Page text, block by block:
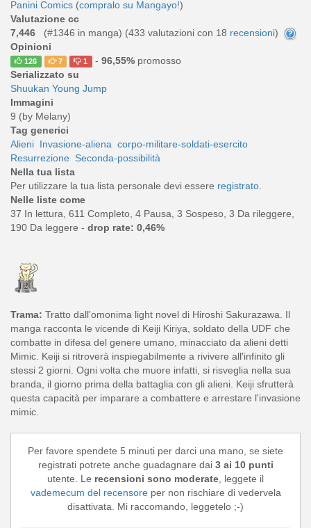
Panini Comics (compralo su Mangayo!)
Valutazione cc
7,446
(#1346 in manga) (433 valutazioni con 18 recensioni)
Opinioni
126 7 1 - 96,55%promosso
Serializzato su
Shuukan Young Jump
Immagini
9 (by Melany)
Tag generici
Alieni Invasione-aliena corpo-militare-soldati-esercito
Resurrezione Seconda-possibilità
Nella tua lista
Per utilizzare la tua lista personale devi essere registrato.
Nelle liste come
37 In lettura, 611 Completo, 4 Pausa, 3 Sospeso, 3 Da rileggere,
190 Da leggere - drop rate: 0,46%
Trama: Tratto dall'omonima light novel di Hiroshi Sakurazawa. Il
manga racconta le vicende di Keiji Kiriya, soldato della UDF che
combatte in difesa del genere umano, minacciato da alieni detti
Mimic. Keiji si ritroverà inspiegabilmente a rivivere all'infinito gli
stessi 2 giorni. Ogni volta che muore infatti, si risveglia nella sua
branda, il giorno prima della battaglia con gli alieni. Keiji sfrutterà
questa capacità per imparare a combattere e arrestare l'invasione
mimic.
Per favore spendete 5 minuti per darci una mano, se siete
registrati potrete anche guadagnare dai 3 ai 10 punti
utente. Le recensioni sono moderate , leggete il
vademecum del recensoreper non rischiare di vedervela
disattivata. Mi raccomando, leggetelo ;-)